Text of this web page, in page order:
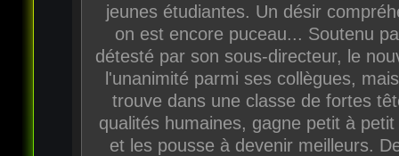
jeunes étudiantes. Un désir
on est encore puceau... Soutenu
détesté par son sous-directeur, le
l'unanimité parmi ses collègues,
trouve dans une classe de fortes
qualités humaines, gagne petit à
et les pousse à devenir meilleurs.